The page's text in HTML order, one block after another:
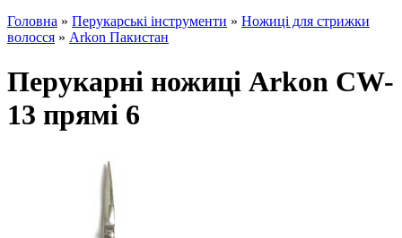
Головна » Перукарські інструменти » Ножиці для стрижки
волосся » Arkon Пакистан
Перукарні ножиці Arkon CW-
13 прямі 6